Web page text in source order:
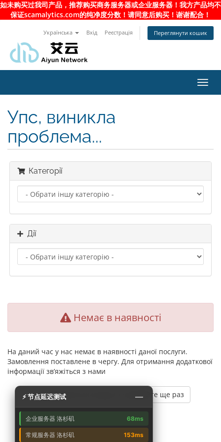
如未购买过我司产品，推荐购买商务服务器或企业服务器！我方产品均不
保证scamalytics.com的纯净度分数！请同意后购买！谢谢配合！
Українська Вхід Реєстрація Переглянути кошик
Упс, виникла
проблема...
Категорії
Дії
Немає в наявності
На даний час у нас немає в наявності даної послуги.
Замовлення поставлене в чергу. Для отримання додаткової
інформації зв’яжіться з нами
Поверніться назад та спробуйте ще раз
⚡ 节点延迟测试 —
企业服务器 洛杉矶 68ms
常规服务器 洛杉矶 153ms